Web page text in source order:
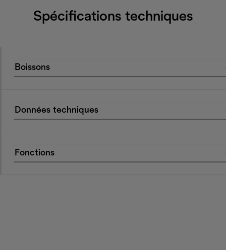
Spécifications techniques
Boissons
Données techniques
Fonctions